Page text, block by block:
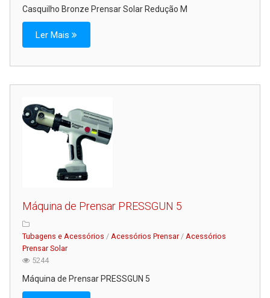
Casquilho Bronze Prensar Solar Redução M
Ler Mais
Máquina de Prensar PRESSGUN 5
Tubagens e Acessórios / Acessórios Prensar/ Acessórios
Prensar Solar
5244
Máquina de Prensar PRESSGUN 5